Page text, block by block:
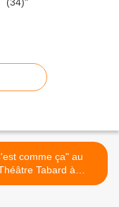
comme ça" au
Tabard à
Spectacle pour